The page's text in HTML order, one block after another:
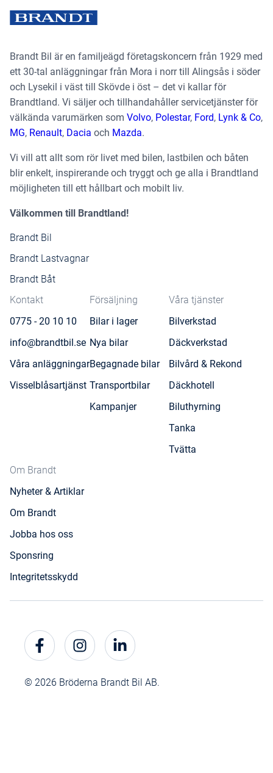
Brandt Bil är en familjeägd företagskoncern från 1929 med
ett 30-tal anläggningar från Mora i norr till Alingsås i söder
och Lysekil i väst till Skövde i öst – det vi kallar för
Brandtland. Vi säljer och tillhandahåller servicetjänster för
välkända varumärken som Volvo, Polestar, Ford, Lynk & Co,
MG, Renault, Dacia och Mazda.
Vi vill att allt som rör livet med bilen, lastbilen och båten
blir enkelt, inspirerande och tryggt och ge alla i Brandtland
möjligheten till ett hållbart och mobilt liv.
Välkommen till Brandtland!
Brandt Bil
Brandt Lastvagnar
Brandt Båt
Kontakt
0775 - 20 10 10
info@brandtbil.se
Våra anläggningar
Visselblåsartjänst
Försäljning
Bilar i lager
Nya bilar
Begagnade bilar
Transportbilar
Kampanjer
Våra tjänster
Bilverkstad
Däckverkstad
Bilvård & Rekond
Däckhotell
Biluthyrning
Tanka
Tvätta
Om Brandt
Nyheter & Artiklar
Om Brandt
Jobba hos oss
Sponsring
Integritetsskydd
© 2026 Bröderna Brandt Bil AB.